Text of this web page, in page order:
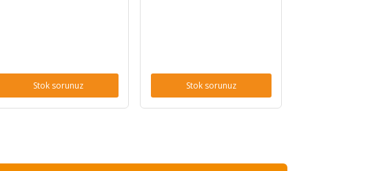
Stok sorunuz Stok sorunuz